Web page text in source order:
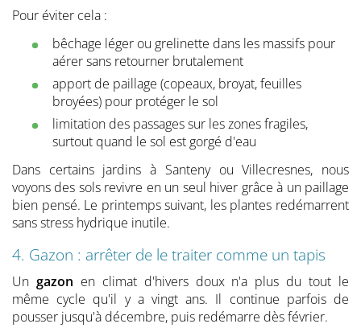
Pour éviter cela :
bêchage léger ou grelinette dans les massifs pour
aérer sans retourner brutalement
apport de paillage (copeaux, broyat, feuilles
broyées) pour protéger le sol
limitation des passages sur les zones fragiles,
surtout quand le sol est gorgé d'eau
Dans certains jardins à Santeny ou Villecresnes, nous
voyons des sols revivre en un seul hiver grâce à un paillage
bien pensé. Le printemps suivant, les plantes redémarrent
sans stress hydrique inutile.
4. Gazon : arrêter de le traiter comme un tapis
Un gazon en climat d'hivers doux n'a plus du tout le
même cycle qu'il y a vingt ans. Il continue parfois de
pousser jusqu'à décembre, puis redémarre dès février.